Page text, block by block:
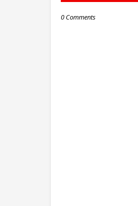
0 Comments